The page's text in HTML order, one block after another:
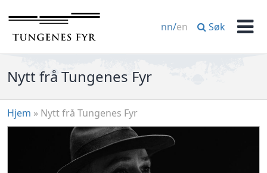
til
innhold
nn/en Søk
Nytt frå Tungenes Fyr
Hjem » Nytt frå Tungenes Fyr